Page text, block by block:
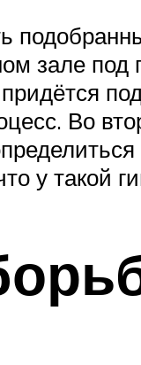
зале
Во
у такой